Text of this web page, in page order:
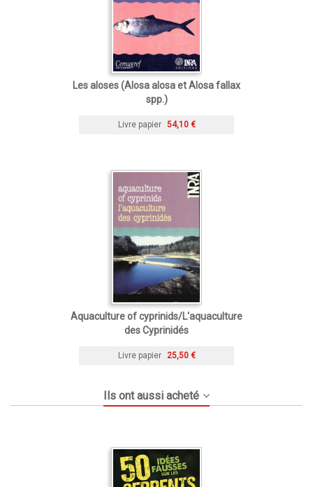
Les aloses (Alosa alosa et Alosa fallax
spp.)
Livre papier 54,10 €
Aquaculture of cyprinids/L'aquaculture
des Cyprinidés
Livre papier 25,50 €
Ils ont aussi acheté